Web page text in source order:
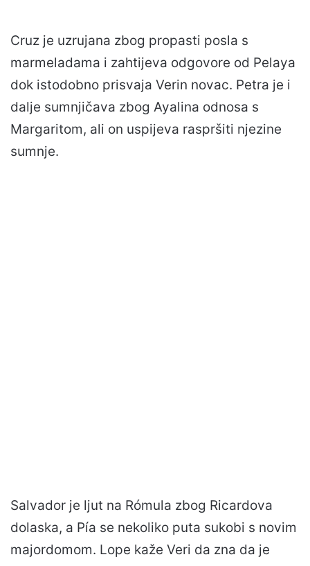
Cruz je uzrujana zbog propasti posla s
marmeladama i zahtijeva odgovore od Pelaya
dok istodobno prisvaja Verin novac. Petra je i
dalje sumnjičava zbog Ayalina odnosa s
Margaritom, ali on uspijeva raspršiti njezine
sumnje.
Salvador je ljut na Rómula zbog Ricardova
dolaska, a Pía se nekoliko puta sukobi s novim
majordomom. Lope kaže Veri da zna da je